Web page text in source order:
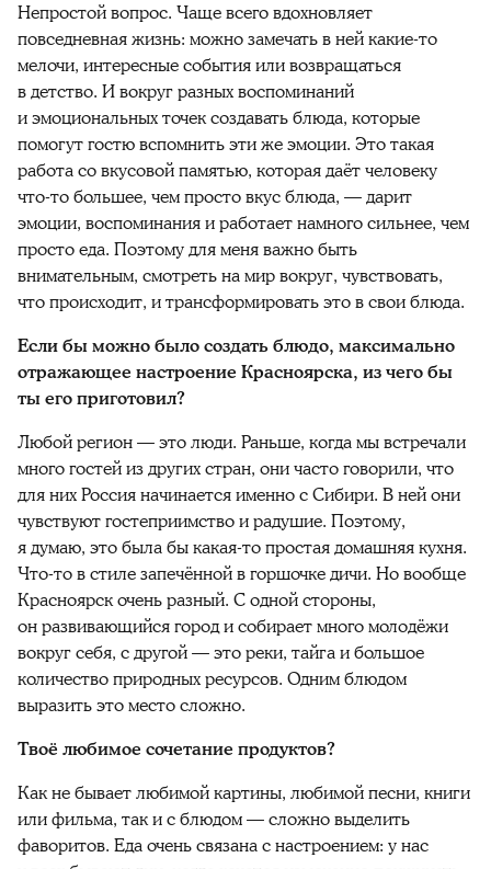
Непростой вопрос. Чаще всего вдохновляет
повседневная жизнь: можно замечать в ней какие-то
мелочи, интересные события или возвращаться
в детство. И вокруг разных воспоминаний
и эмоциональных точек создавать блюда, которые
помогут гостю вспомнить эти же эмоции. Это такая
работа со вкусовой памятью, которая даёт человеку
что-то большее, чем просто вкус блюда, — дарит
эмоции, воспоминания и работает намного сильнее, чем
просто еда. Поэтому для меня важно быть
внимательным, смотреть на мир вокруг, чувствовать,
что происходит, и трансформировать это в свои блюда.
Если бы можно было создать блюдо, максимально
отражающее настроение Красноярска, из чего бы
ты его приготовил?
Любой регион — это люди. Раньше, когда мы встречали
много гостей из других стран, они часто говорили, что
для них Россия начинается именно с Сибири. В ней они
чувствуют гостеприимство и радушие. Поэтому,
я думаю, это была бы какая-то простая домашняя кухня.
Что-то в стиле запечённой в горшочке дичи. Но вообще
Красноярск очень разный. С одной стороны,
он развивающийся город и собирает много молодёжи
вокруг себя, с другой — это реки, тайга и большое
количество природных ресурсов. Одним блюдом
выразить это место сложно.
Твоё любимое сочетание продуктов?
Как не бывает любимой картины, любимой песни, книги
или фильма, так и с блюдом — сложно выделить
фаворитов. Еда очень связана с настроением: у нас